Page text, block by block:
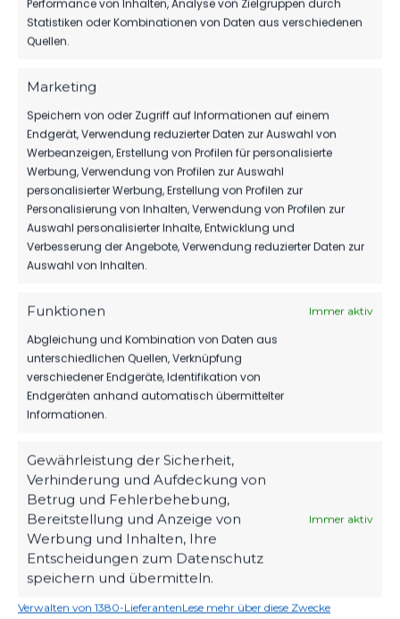
Performance von Inhalten, Analyse von Zielgruppen durch
Statistiken oder Kombinationen von Daten aus verschiedenen
Quellen.
Marketing
Speichern von oder Zugriff auf Informationen auf einem
Endgerät, Verwendung reduzierter Daten zur Auswahl von
Werbeanzeigen, Erstellung von Profilen für personalisierte
Werbung, Verwendung von Profilen zur Auswahl
personalisierter Werbung, Erstellung von Profilen zur
Personalisierung von Inhalten, Verwendung von Profilen zur
Auswahl personalisierter Inhalte, Entwicklung und
Verbesserung der Angebote, Verwendung reduzierter Daten zur
Auswahl von Inhalten.
Funktionen Immer aktiv
Abgleichung und Kombination von Daten aus
unterschiedlichen Quellen, Verknüpfung
verschiedener Endgeräte, Identifikation von
Endgeräten anhand automatisch übermittelter
Informationen.
Gewährleistung der Sicherheit,
Verhinderung und Aufdeckung von
Betrug und Fehlerbehebung,
Bereitstellung und Anzeige von
Werbung und Inhalten, Ihre
Entscheidungen zum Datenschutz
speichern und übermitteln.
Immer aktiv
Verwalten von 1380-LieferantenLese mehr über diese Zwecke
WEITERE MELDUNGEN
DAS KÖNNTE DICH
AUCH INTERESSIEREN.
1.MÄNNER
TIM MEYER WECHSELT ZU GERMANIA
HALBERSTADT
07. Aug. 2026 89
SPONSOREN
MBS VERLÄNGERT SEIN SPONSORING
BEIM FSV
06. Aug. 2026
1.MÄNNER
HERBER DÄMPFER AUF DEM WEG ZUM
KLASSENERHALT
02. Aug. 2026 219